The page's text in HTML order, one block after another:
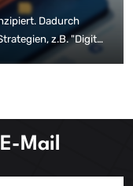
Dadurch
z.B. "Digital
Mail